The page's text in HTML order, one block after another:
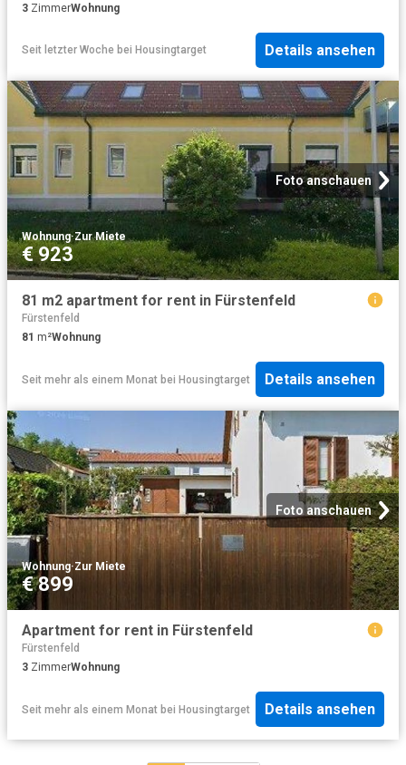
3 ZimmerWohnung
Seit letzter Woche bei Housingtarget Details ansehen
Foto anschauen
Wohnung·Zur Miete
€ 923
81 m2 apartment for rent in Fürstenfeld
Fürstenfeld
81 m²Wohnung
Seit mehr als einem Monat bei Housingtarget Details ansehen
Foto anschauen
Wohnung·Zur Miete
€ 899
Apartment for rent in Fürstenfeld
Fürstenfeld
3 ZimmerWohnung
Seit mehr als einem Monat bei Housingtarget Details ansehen